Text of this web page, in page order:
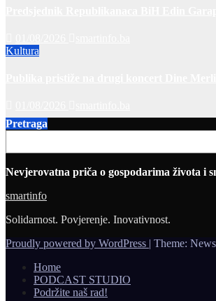
Kultura
Pretraga
Nevjerovatna priča o gospodarima života i
smartinfo
Solidarnost. Povjerenje. Inovativnost.
Proudly powered by WordPress | Theme:
Home
PODCAST STUDIO
Podržite naš rad!